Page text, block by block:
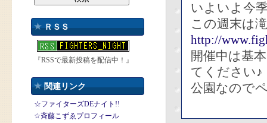
ＲＳＳ
『RSSで最新投稿を配信中！』
関連リンク
☆ファイターズDEナイト!!
☆斉藤こずゑプロフィール
いよいよ今
この週末は
http://
開催中は基
てください♪
公園なので